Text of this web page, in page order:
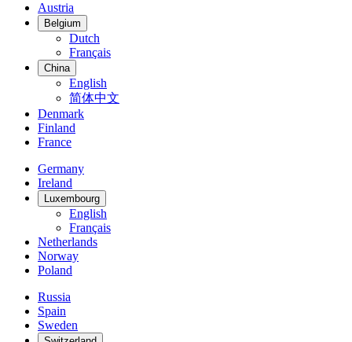
Austria
Belgium
Dutch
Français
China
English
简体中文
Denmark
Finland
France
Germany
Ireland
Luxembourg
English
Français
Netherlands
Norway
Poland
Russia
Spain
Sweden